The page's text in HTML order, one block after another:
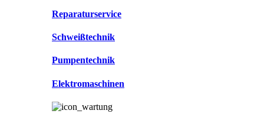
Reparaturservice
Schweißtechnik
Pumpentechnik
Elektromaschinen